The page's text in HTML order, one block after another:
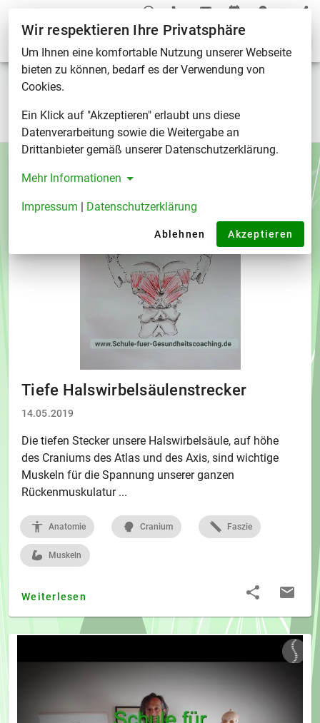
Tag "Anatomie"
Tags / Tag "Anatomie"
Tiefe Halswirbelsäulenstrecker
14.05.2019
Die tiefen Stecker unsere Halswirbelsäule, auf höhe
des Craniums des Atlas und des Axis, sind wichtige
Muskeln für die Spannung unserer ganzen
Rückenmuskulatur ...
Anatomie Cranium Faszie
Muskeln
Weiterlesen
Wir respektieren Ihre Privatsphäre
Um Ihnen eine komfortable Nutzung unserer Webseite
bieten zu können, bedarf es der Verwendung von
Cookies.
Ein Klick auf "Akzeptieren" erlaubt uns diese
Datenverarbeitung sowie die Weitergabe an
Drittanbieter gemäß unserer Datenschutzerklärung.
Mehr Informationen
Impressum | Datenschutzerklärung
Ablehnen Akzeptieren